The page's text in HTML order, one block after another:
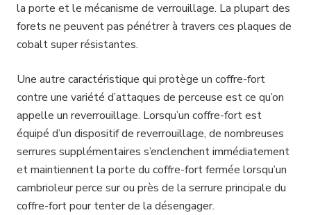
la porte et le mécanisme de verrouillage. La plupart des
forets ne peuvent pas pénétrer à travers ces plaques de
cobalt super résistantes.
Une autre caractéristique qui protège un coffre-fort
contre une variété d’attaques de perceuse est ce qu’on
appelle un reverrouillage. Lorsqu’un coffre-fort est
équipé d’un dispositif de reverrouillage, de nombreuses
serrures supplémentaires s’enclenchent immédiatement
et maintiennent la porte du coffre-fort fermée lorsqu’un
cambrioleur perce sur ou près de la serrure principale du
coffre-fort pour tenter de la désengager.